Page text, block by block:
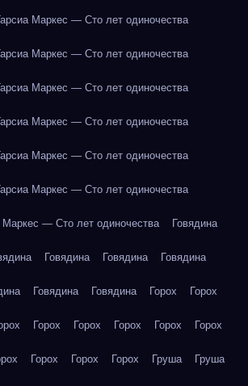
Маркес — Сто лет одиночества
Маркес — Сто лет одиночества
Маркес — Сто лет одиночества
Маркес — Сто лет одиночества
Маркес — Сто лет одиночества
Маркес — Сто лет одиночества
Маркес — Сто лет одиночества Говядина
Говядина Говядина Говядина
Говядина Говядина Горох Горох
Горох Горох Горох Горох Горох
Горох Горох Горох Груша Груша